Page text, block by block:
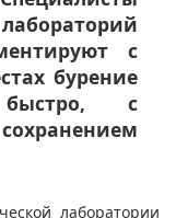
с
бурение
быстро, с
лаборатории